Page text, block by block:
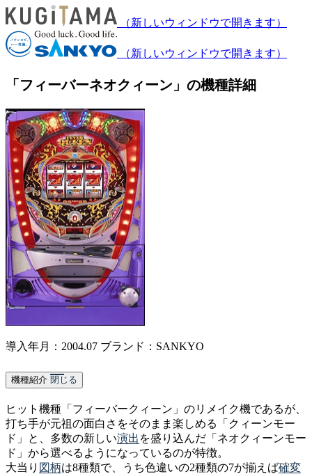
（新しいウィンドウで開きます）
（新しいウィンドウで開きます）
「フィーバーネオクィーン」の機種詳細
導入年月：2004.07 ブランド：SANKYO
機種紹介 閉じる
ヒット機種「フィーバークィーン」のリメイク機であるが、
打ち手が元祖の面白さをそのまま楽しめる「クィーンモー
ド」と、多数の新しい演出 を盛り込んだ「ネオクィーンモー
ド」から選べるようになっているのが特徴。
大当り 図柄は8種類で、うち色違いの2種類の7が揃えば確変